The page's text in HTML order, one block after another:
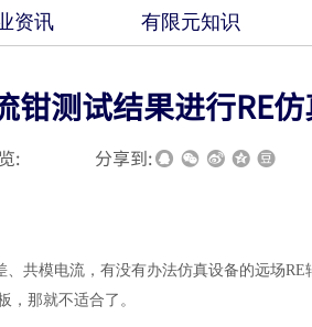
资讯 有限元知识
钳测试结果进行RE
: 分享到:
、共模电流，有没有办法仿真设备的远场
，那就不适合了。